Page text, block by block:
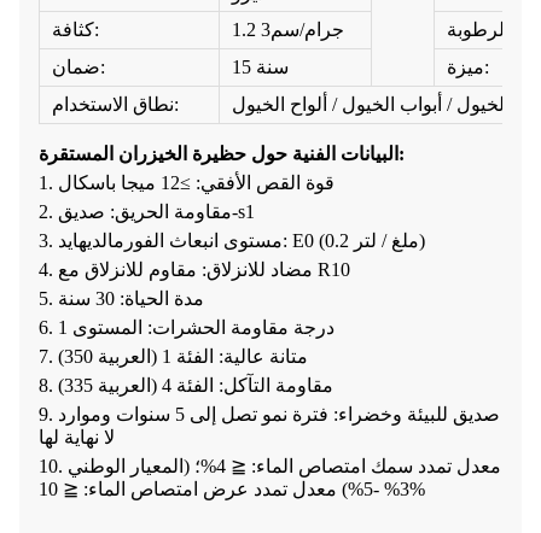
كثافة:
1.2 جرام/سم3
ضمان:
15 سنة
ميزة:
نطاق الاستخدام:
الخيول / أبواب الخيول / ألواح الخيول
البيانات الفنية حول حظيرة الخيزران المستقرة:
1. قوة القص الأفقي: ≥12 ميجا باسكال
2. مقاومة الحريق: صديق-s1
3. مستوى انبعاث الفورمالديهايد: E0 (0.2 ملغ / لتر)
4. مضاد للانزلاق: مقاوم للانزلاق مع R10
5. مدة الحياة: 30 سنة
6. درجة مقاومة الحشرات: المستوى 1
7. متانة عالية: الفئة 1 (العربية 350)
8. مقاومة التآكل: الفئة 4 (العربية 335)
9. صديق للبيئة وخضراء: فترة نمو تصل إلى 5 سنوات وموارد
لا نهاية لها
10. معدل تمدد سمك امتصاص الماء: ≦ 4%؛ (المعيار الوطني
3% -5%) معدل تمدد عرض امتصاص الماء: ≦ 10%